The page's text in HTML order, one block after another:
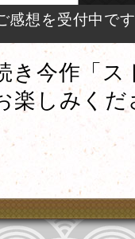
感想を受付中で
き今作「ス
楽しみくだ